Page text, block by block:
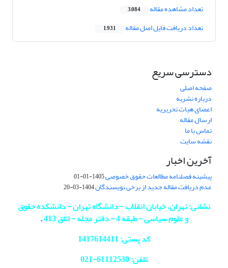
تعداد مشاهده مقاله 3,084
تعداد دریافت فایل اصل مقاله 1,931
دسترسی سریع
صفحه اصلی
درباره نشریه
اعضای هیات تحریریه
ارسال مقاله
تماس با ما
نقشه سایت
آخرین اخبار
پیشینه فصلنامه مطالعات حقوق خصوصی1405-01-01
عدم دریافت مقاله جدید از برخی نویسندگان1404-03-20
نشانی: تهران، خیابان انقلاب - دانشگاه تهران - دانشکده حقوق
و علوم سیاسی - طبقه 4 - دفتر مجله - اتاق 413
.
کد پستی: 1417614411
تلفن: 61112530-
021